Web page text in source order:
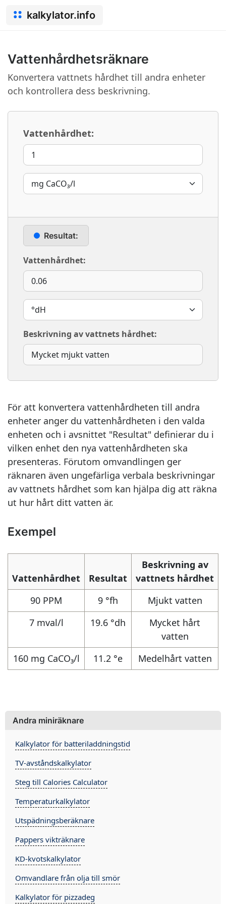
kalkylator.info
Vattenhårdhetsräknare
Konvertera vattnets hårdhet till andra enheter
och kontrollera dess beskrivning.
Vattenhårdhet:
Resultat:
Vattenhårdhet:
Beskrivning av vattnets hårdhet:
För att konvertera vattenhårdheten till andra
enheter anger du vattenhårdheten i den valda
enheten och i avsnittet "Resultat" definierar du i
vilken enhet den nya vattenhårdheten ska
presenteras. Förutom omvandlingen ger
räknaren även ungefärliga verbala beskrivningar
av vattnets hårdhet som kan hjälpa dig att räkna
ut hur hårt ditt vatten är.
Exempel
Vattenhårdhet Resultat
Beskrivning av
vattnets hårdhet
90 PPM
9 °fh
Mjukt vatten
7 mval/l
19.6 °dh
Mycket hårt
vatten
160 mg CaCO₃/l
11.2 °e Medelhårt vatten
Andra miniräknare
Kalkylator för batteriladdningstid
TV-avståndskalkylator
Steg till Calories Calculator
Temperaturkalkylator
Utspädningsberäknare
Pappers vikträknare
KD-kvotskalkylator
Omvandlare från olja till smör
Kalkylator för pizzadeg